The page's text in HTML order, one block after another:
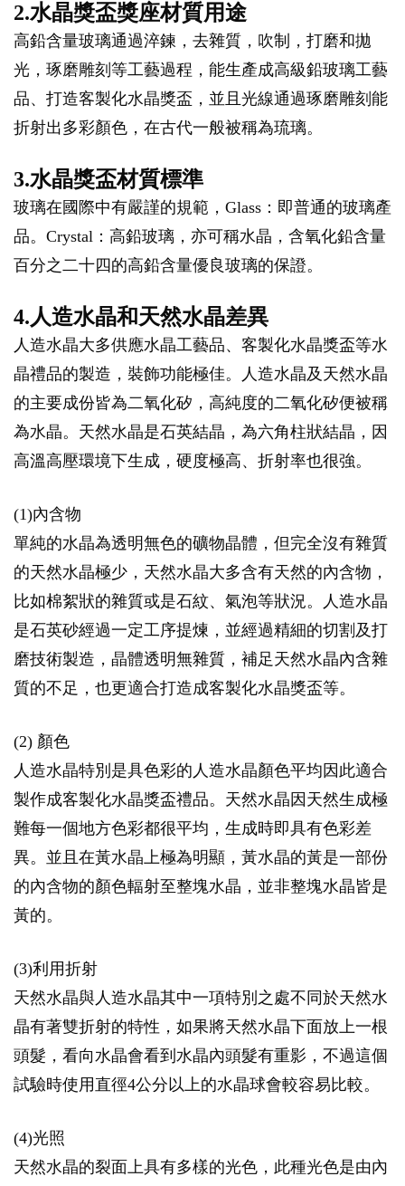
2.水晶獎盃獎座材質用途
高鉛含量玻璃通過淬鍊，去雜質，吹制，打磨和拋
光，琢磨雕刻等工藝過程，能生產成高級鉛玻璃工藝
品、打造客製化水晶獎盃，並且光線通過琢磨雕刻能
折射出多彩顏色，在古代一般被稱為琉璃。
3.水晶獎盃材質標準
玻璃在國際中有嚴謹的規範，Glass：即普通的玻璃產
品。Crystal：高鉛玻璃，亦可稱水晶，含氧化鉛含量
百分之二十四的高鉛含量優良玻璃的保證。
4.人造水晶和天然水晶差異
人造水晶大多供應水晶工藝品、客製化水晶獎盃等水
晶禮品的製造，裝飾功能極佳。人造水晶及天然水晶
的主要成份皆為二氧化矽，高純度的二氧化矽便被稱
為水晶。天然水晶是石英結晶，為六角柱狀結晶，因
高溫高壓環境下生成，硬度極高、折射率也很強。
(1)內含物
單純的水晶為透明無色的礦物晶體，但完全沒有雜質
的天然水晶極少，天然水晶大多含有天然的內含物，
比如棉絮狀的雜質或是石紋、氣泡等狀況。人造水晶
是石英砂經過一定工序提煉，並經過精細的切割及打
磨技術製造，晶體透明無雜質，補足天然水晶內含雜
質的不足，也更適合打造成客製化水晶獎盃等。
(2) 顏色
人造水晶特別是具色彩的人造水晶顏色平均因此適合
製作成客製化水晶獎盃禮品。天然水晶因天然生成極
難每一個地方色彩都很平均，生成時即具有色彩差
異。並且在黃水晶上極為明顯，黃水晶的黃是一部份
的內含物的顏色輻射至整塊水晶，並非整塊水晶皆是
黃的。
(3)利用折射
天然水晶與人造水晶其中一項特別之處不同於天然水
晶有著雙折射的特性，如果將天然水晶下面放上一根
頭髮，看向水晶會看到水晶內頭髮有重影，不過這個
試驗時使用直徑4公分以上的水晶球會較容易比較。
(4)光照
天然水晶的裂面上具有多樣的光色，此種光色是由內